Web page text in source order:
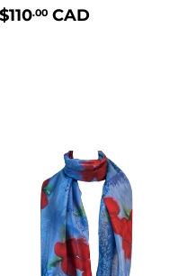
PRIX
$110.00 CAD